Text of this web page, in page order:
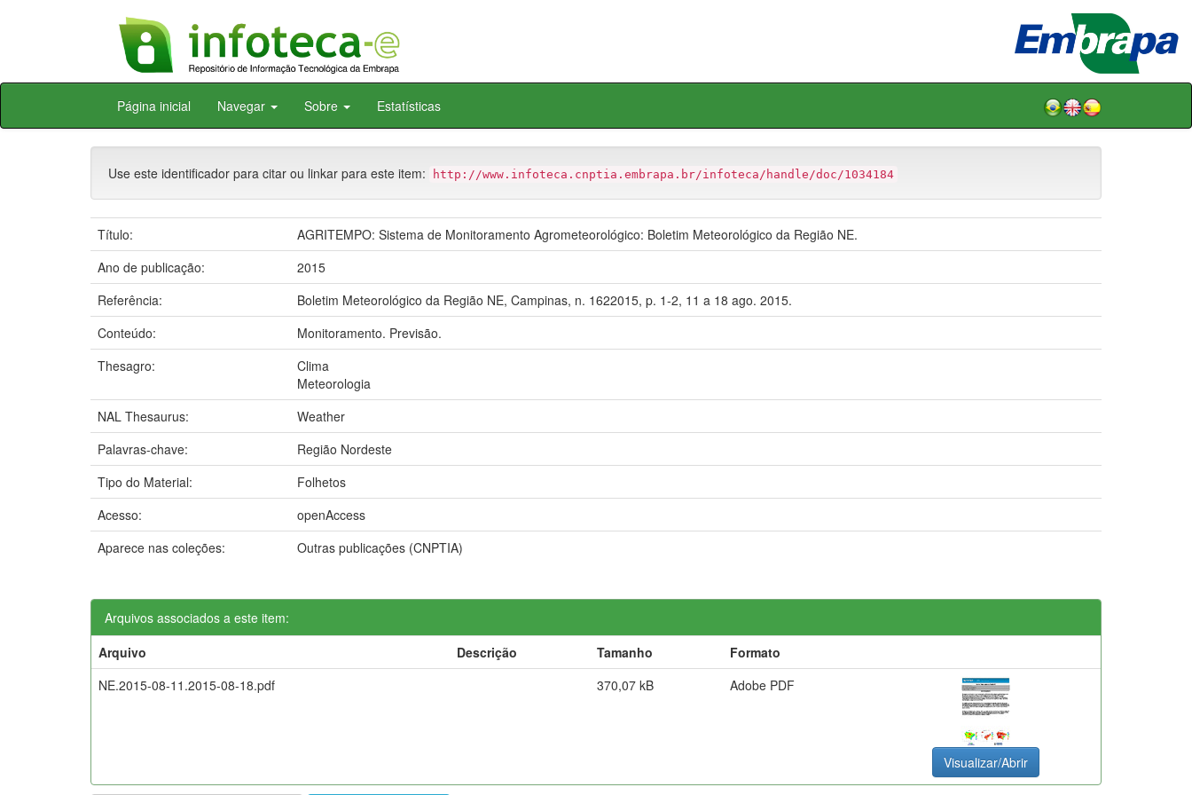
Skip
Página inicial Navegar Sobre Estatísticas
Use este identificador para citar ou linkar para este item: http://www.infoteca.cnptia.embrapa.br/infoteca/handle/doc/1034184
Título:
AGRITEMPO: Sistema de Monitoramento Agrometeorológico: Boletim Meteorológico da Região NE.
Ano de publicação:
2015
Referência:
Boletim Meteorológico da Região NE, Campinas, n. 1622015, p. 1-2, 11 a 18 ago. 2015.
Conteúdo:
Monitoramento. Previsão.
Thesagro:
Clima
Meteorologia
NAL Thesaurus:
Weather
Palavras-chave:
Região Nordeste
Tipo do Material:
Folhetos
Acesso:
openAccess
Aparece nas coleções:
Outras publicações (CNPTIA)
Arquivos associados a este item:
Arquivo
Descrição Tamanho
Formato
NE.2015-08-11.2015-08-18.pdf
370,07 kB Adobe PDF
Visualizar/Abrir